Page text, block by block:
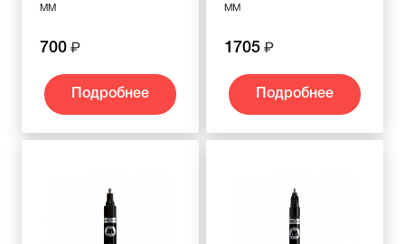
мм
700
Подробнее
мм
1705
Подробнее